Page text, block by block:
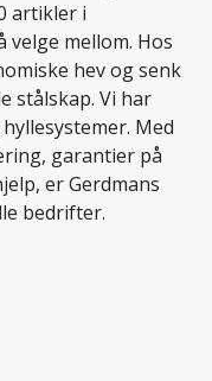
artikler i
mellom. Hos
hev og senk
stålskap. Vi har
Med
garantier på
er Gerdmans
bedrifter.